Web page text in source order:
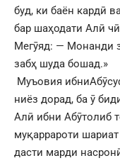
буд, ки баён кардӣ
бар шаҳодати Алӣ чӣ
Мегӯяд: — Монанди
забҳ шуда бошад.»
Муъовия
ниёз дорад, ба ӯ
Алӣ ибни Абӯтолиб
муқаррароти
дасти марди